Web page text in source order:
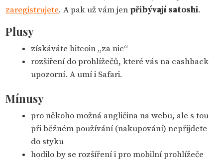
zaregistrujete. A pak už vám jen přibývají satoshi.
Plusy
získáváte bitcoin „za nic“
rozšíření do prohlížečů, které vás na cashback
upozorní. A umí i Safari.
Mínusy
pro někoho možná angličina na webu, ale s tou
při běžném používání (nakupování) nepřijdete
do styku
hodilo by se rozšíření i pro mobilní prohlížeče